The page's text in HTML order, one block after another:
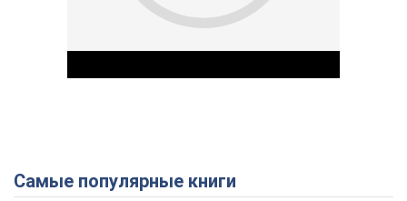
Play Video
Самые популярные книги